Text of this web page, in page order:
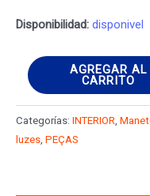
Disponibilidad: disponivel
conmutador
KIA
SPORTAGE
2001
AGREGAR AL
CARRITO
Categorías: INTERIOR,
luzes, PEÇAS